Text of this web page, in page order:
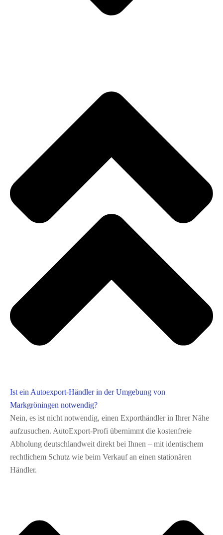
Ist ein Autoexport-Händler in der Umgebung von
Markgröningen notwendig?
Nein, es ist nicht notwendig, einen Exporthändler in Ihrer Nähe
aufzusuchen. AutoExport‑Profi übernimmt die kostenfreie
Abholung deutschlandweit direkt bei Ihnen – mit identischem
rechtlichem Schutz wie beim Verkauf an einen stationären
Händler.